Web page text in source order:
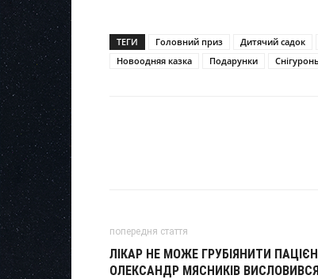
ТЕГИ Головний приз Дитячий садок
Новоодняя казка
Подарунки
попередня стаття
ЛІКАР НЕ МОЖЕ ГРУБІЯНИТИ
ОЛЕКСАНДР МЯСНИКІВ